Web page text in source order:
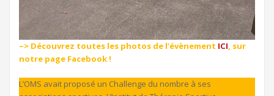
–> Découvrez toutes les photos de l’évènement ICI, sur
notre page Facebook !
L’OMS avait proposé un Challenge du nombre à ses